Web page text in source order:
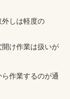
外しは軽度の
け作業は扱いが
作業するのが通